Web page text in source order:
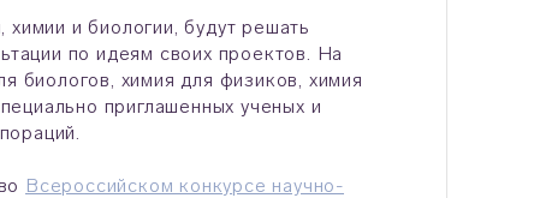
и биологии, будут решать
по идеям своих проектов. На
биологов, химия для физиков, химия
приглашенных ученых и
Всероссийском конкурсе научно-